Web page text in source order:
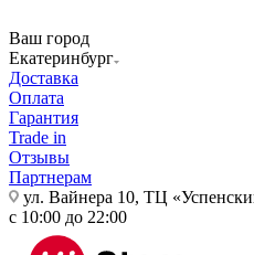
Ваш город
Екатеринбург
Доставка
Оплата
Гарантия
Trade in
Отзывы
Партнерам
ул. Вайнера 10, ТЦ
с 10:00 до 22:00